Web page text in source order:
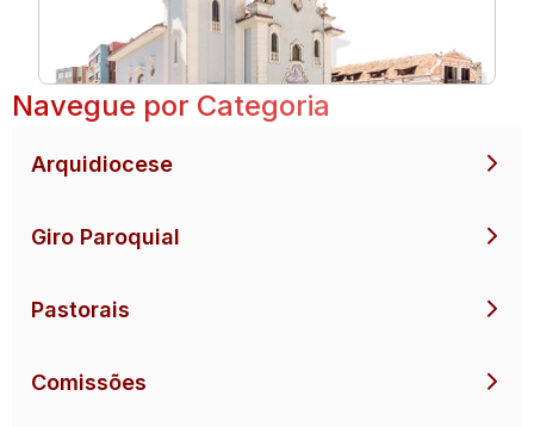
Navegue por Categoria
Arquidiocese
Giro Paroquial
Pastorais
Comissões